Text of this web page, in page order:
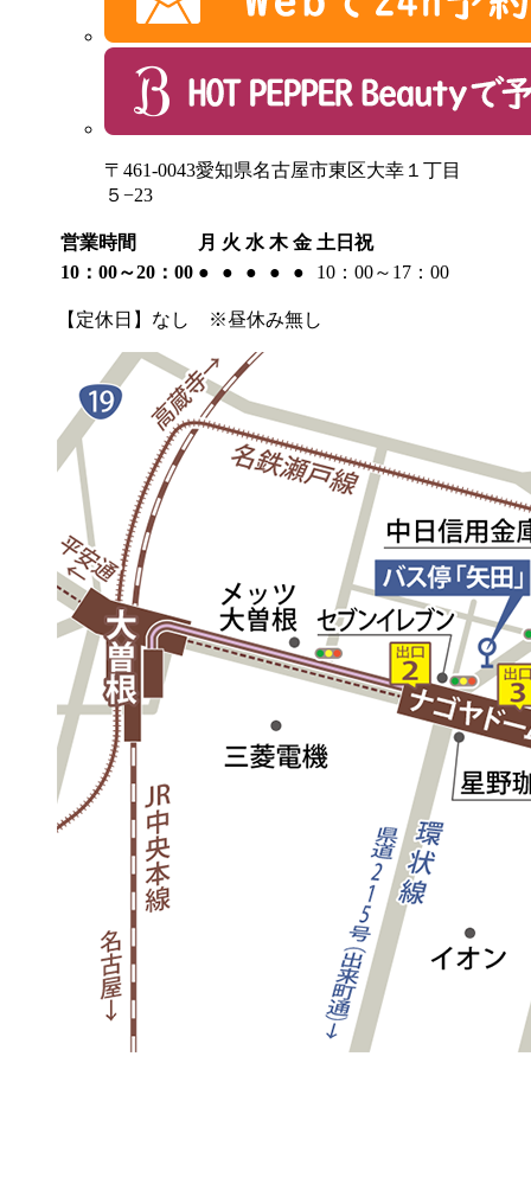
〒461-0043愛知県名古屋市東区大幸１丁目
５−23
営業時間 月 火 水 木 金 土日祝
10：00～20：00 ● ● ● ● ● 10：00～17：00
【定休日】なし ※昼休み無し